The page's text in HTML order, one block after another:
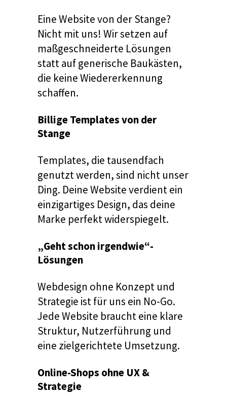
Eine Website von der Stange?
Nicht mit uns! Wir setzen auf
maßgeschneiderte Lösungen
statt auf generische Baukästen,
die keine Wiedererkennung
schaffen.
Billige Templates von der
Stange
Templates, die tausendfach
genutzt werden, sind nicht unser
Ding. Deine Website verdient ein
einzigartiges Design, das deine
Marke perfekt widerspiegelt.
„Geht schon irgendwie“-
Lösungen
Webdesign ohne Konzept und
Strategie ist für uns ein No-Go.
Jede Website braucht eine klare
Struktur, Nutzerführung und
eine zielgerichtete Umsetzung.
Online-Shops ohne UX &
Strategie